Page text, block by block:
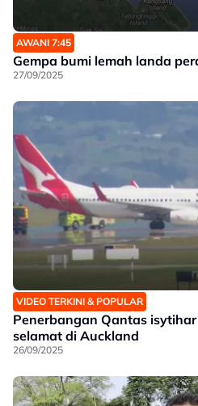
AWANI 7:45
Gempa bumi lemah landa
27/09/2025
VIDEO TERKINI & POPULAR
Penerbangan Qantas
selamat di Auckland
26/09/2025